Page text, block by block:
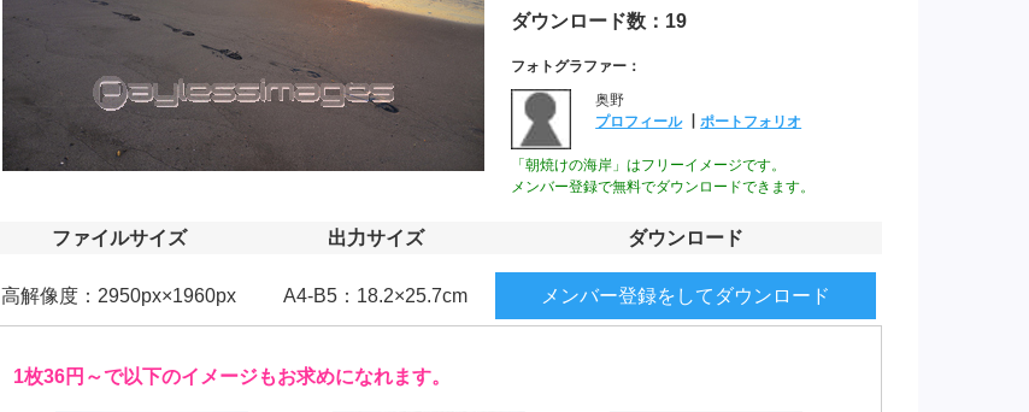
ダウンロード数：19
フォトグラファー：
奥野
プロフィール┃ポートフォリオ
「朝焼けの海岸」はフリーイメージです。
メンバー登録で無料でダウンロードできます。
ファイルサイズ 出力サイズ ダウンロード
高解像度：2950px×1960px A4-B5：18.2×25.7cm メンバー登録をしてダウンロード
1枚36円～で以下のイメージもお求めになれます。